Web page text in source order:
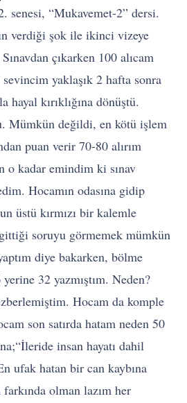
senesi, “Mukavemet-2” dersi.
verdiği şok ile ikinci vizeye
çıkarken 100 alıcam
yaklaşık 2 hafta sonra
hayal kırıklığına dönüştü.
Mümkün değildi, en kötü işlem
puan verir 70-80 alırım
o kadar emindim ki sınav
Hocamın odasına gidip
üstü kırmızı bir kalemle
soruyu görmemek mümkün
diye bakarken, bölme
32 yazmıştım. Neden?
Hocam da komple
son satırda hatam neden 50
insan hayatı dahil
ufak hatan bir can kaybına
olman lazım her